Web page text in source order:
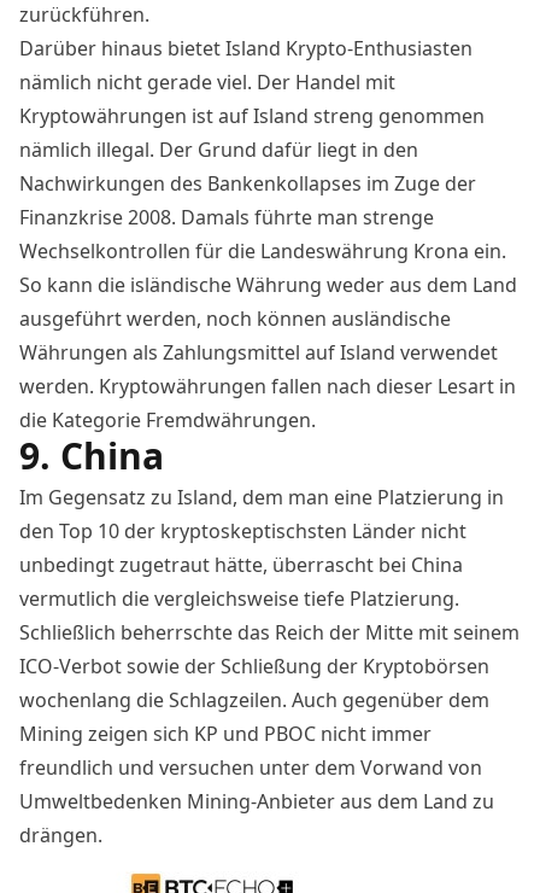
zurückführen.
Darüber hinaus bietet Island Krypto-Enthusiasten
nämlich nicht gerade viel. Der Handel mit
Kryptowährungen ist auf Island streng genommen
nämlich illegal. Der Grund dafür liegt in den
Nachwirkungen des Bankenkollapses im Zuge der
Finanzkrise 2008. Damals führte man strenge
Wechselkontrollen für die Landeswährung Krona ein.
So kann die isländische Währung weder aus dem Land
ausgeführt werden, noch können ausländische
Währungen als Zahlungsmittel auf Island verwendet
werden. Kryptowährungen fallen nach dieser Lesart in
die Kategorie Fremdwährungen.
9. China
Im Gegensatz zu Island, dem man eine Platzierung in
den Top 10 der kryptoskeptischsten Länder nicht
unbedingt zugetraut hätte, überrascht bei China
vermutlich die vergleichsweise tiefe Platzierung.
Schließlich beherrschte das Reich der Mitte mit seinem
ICO-Verbotsowie derSchließung der Kryptobörsen
wochenlang die Schlagzeilen. Auch gegenüber dem
Mining zeigen sich KP und PBOC nicht immer
freundlich und versuchen unter dem Vorwand von
Umweltbedenken Mining-Anbieter aus dem Land zu
drängen.